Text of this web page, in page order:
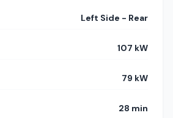
Left Side - Rear
107 kW
79 kW
28 min